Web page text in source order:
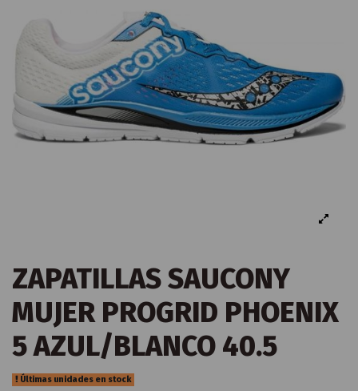
ZAPATILLAS SAUCONY
MUJER PROGRID PHOENIX
5 AZUL/BLANCO 40.5
Últimas unidades en stock